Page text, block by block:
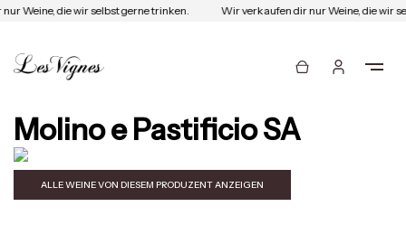
Weine, die wir selbst gerne trinken. Wir verkaufen dir nur Weine, die wir
Molino e Pastificio SA
ALLE WEINE VON DIESEM PRODUZENT ANZEIGEN